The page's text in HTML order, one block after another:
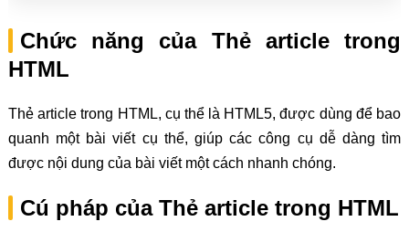
Chức năng của Thẻ article trong
HTML
Thẻ article trong HTML, cụ thể là HTML5, được dùng để bao
quanh một bài viết cụ thể, giúp các công cụ dễ dàng tìm
được nội dung của bài viết một cách nhanh chóng.
Cú pháp của Thẻ article trong HTML